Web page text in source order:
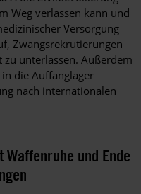
Weg verlassen kann und
Versorgung
Zwangsrekrutierungen
unterlassen. Außerdem
die Auffanglager
nach internationalen
und Ende